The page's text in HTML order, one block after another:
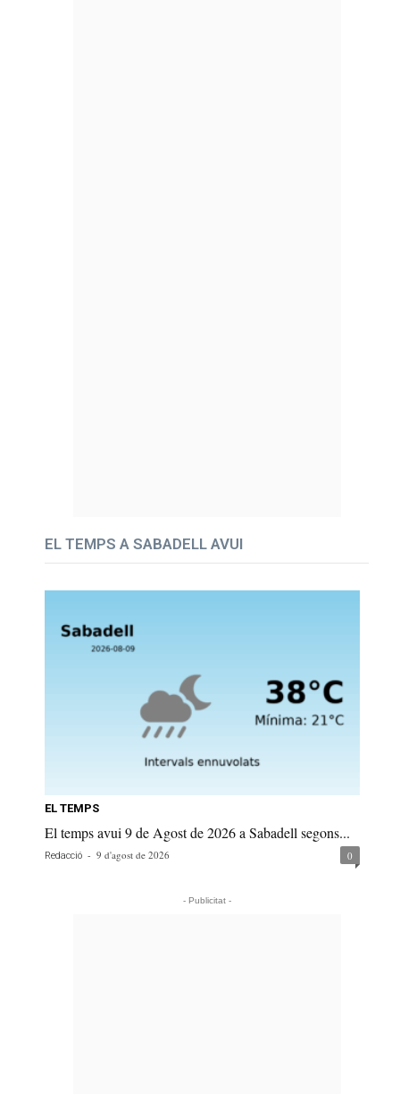
EL TEMPS A SABADELL AVUI
EL TEMPS
El temps avui 9 de Agost de 2026 a Sabadell segons...
Redacció - 9 d'agost de 2026 0
- Publicitat -